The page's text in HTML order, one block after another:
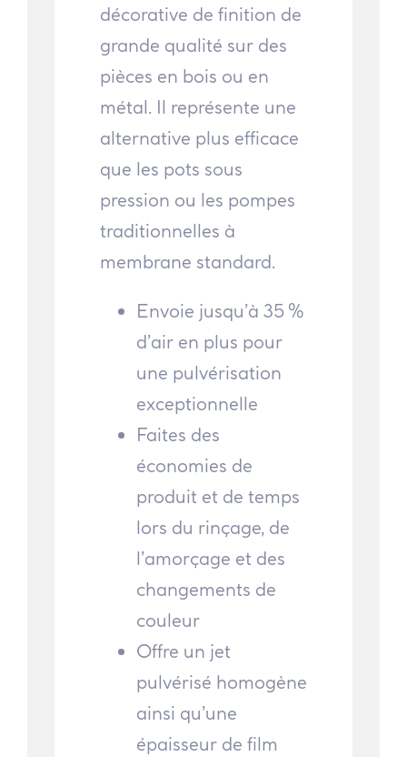
décorative de finition de
grande qualité sur des
pièces en bois ou en
métal. Il représente une
alternative plus efficace
que les pots sous
pression ou les pompes
traditionnelles à
membrane standard.
Envoie jusqu’à 35 %
d’air en plus pour
une pulvérisation
exceptionnelle
Faites des
économies de
produit et de temps
lors du rinçage, de
l’amorçage et des
changements de
couleur
Offre un jet
pulvérisé homogène
ainsi qu’une
épaisseur de film